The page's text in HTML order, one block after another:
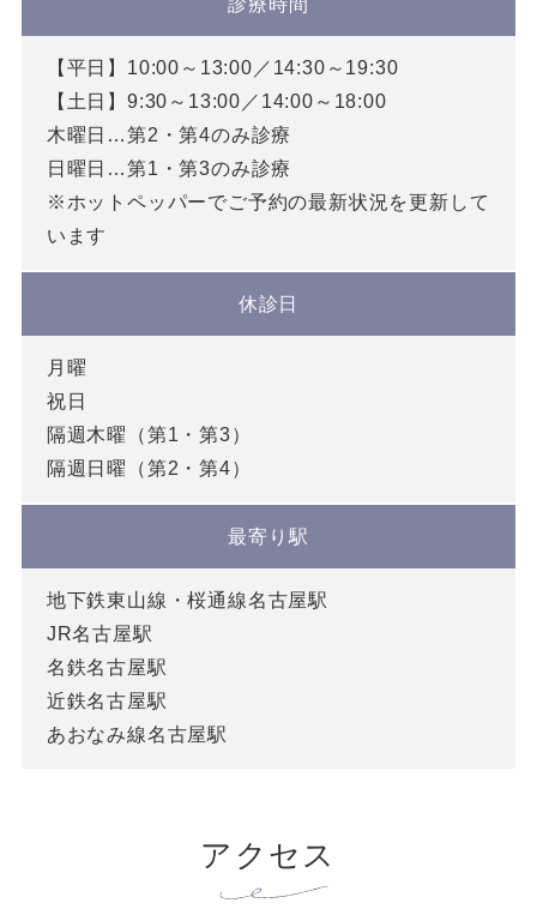
診療時間
【平日】10:00～13:00／14:30～19:30
【土日】9:30～13:00／14:00～18:00
木曜日…第2・第4のみ診療
日曜日…第1・第3のみ診療
※ホットペッパーでご予約の最新状況を更新して
います
休診日
月曜
祝日
隔週木曜（第1・第3）
隔週日曜（第2・第4）
最寄り駅
地下鉄東山線・桜通線名古屋駅
JR名古屋駅
名鉄名古屋駅
近鉄名古屋駅
あおなみ線名古屋駅
アクセス